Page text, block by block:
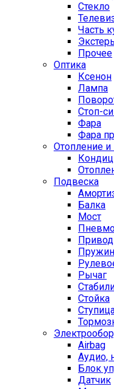
Стекло
Часть
Прочее
Оптика
Ксенон
Лампа
Стоп-
Фара
Фара
Отопление
Подвеска
Балка
Мост
Привод
Рычаг
Стойка
Airbag
Аудио,
Блок
Датчик